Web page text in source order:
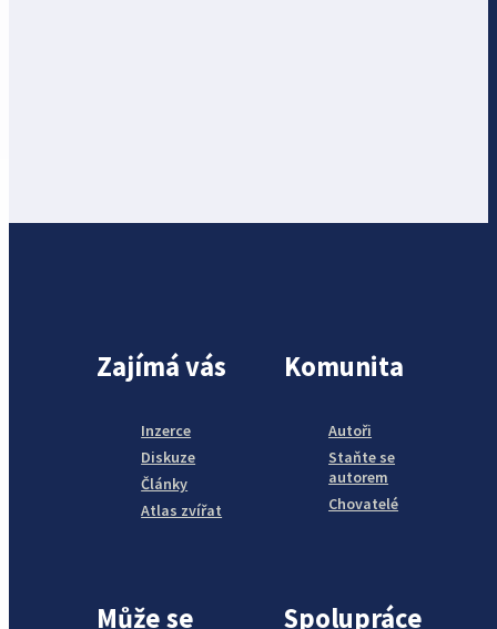
Zajímá vás
Inzerce
Diskuze
Články
Atlas zvířat
Komunita
Autoři
Staňte se
autorem
Chovatelé
Může se
Spolupráce